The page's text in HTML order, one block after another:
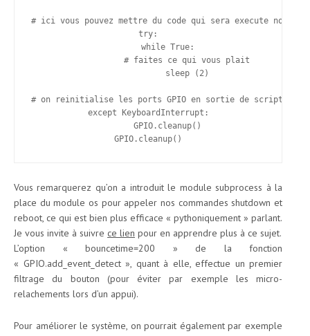
# ici vous pouvez mettre du code qui sera execute
try:
# on reinitialise les ports GPIO en sortie de script
except KeyboardInterrupt:
Vous remarquerez qu’on a introduit le module subprocess à la
place du module os pour appeler nos commandes shutdown et
reboot, ce qui est bien plus efficace « pythoniquement » parlant.
Je vous invite à suivre ce lien pour en apprendre plus à ce sujet.
L’option « bouncetime=200 » de la fonction
« GPIO.add_event_detect », quant à elle, effectue un premier
filtrage du bouton (pour éviter par exemple les micro-
relachements lors d’un appui).
Pour améliorer le système, on pourrait également par exemple